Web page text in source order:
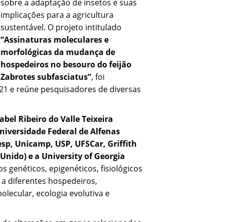
sobre a adaptação de insetos e suas
implicações para a agricultura
sustentável. O projeto intitulado
“Assinaturas moleculares e
morfológicas da mudança de
hospedeiros no besouro do feijão
Zabrotes subfasciatus”, foi
e reúne pesquisadores de diversas
Ribeiro do Valle Teixeira
Federal de Alfenas
Unicamp, USP, UFSCar, Griffith
e a University of Georgia
genéticos, epigenéticos, fisiológicos
diferentes hospedeiros,
ecologia evolutiva e